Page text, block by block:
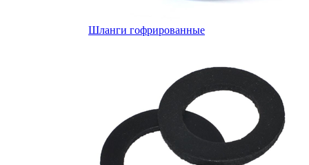
Шланги гофрированные